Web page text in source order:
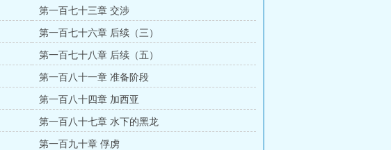
第一百七十三章 交涉
第一百七十六章 后续（三）
第一百七十八章 后续（五）
第一百八十一章 准备阶段
第一百八十四章 加西亚
第一百八十七章 水下的黑龙
第一百九十章 俘虏